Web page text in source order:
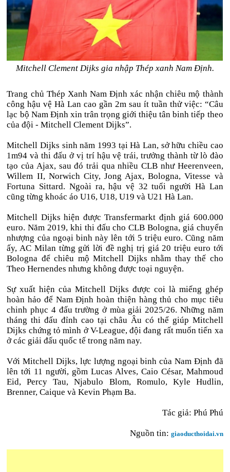
Mitchell Clement Dijks gia nhập Thép xanh Nam Định.
Trang chủ Thép Xanh Nam Định xác nhận chiêu mộ thành
công hậu vệ Hà Lan cao gần 2m sau ít tuần thử việc: “Câu
lạc bộ Nam Định xin trân trọng giới thiệu tân binh tiếp theo
của đội - Mitchell Clement Dijks”.
Mitchell Dijks sinh năm 1993 tại Hà Lan, sở hữu chiều cao
1m94 và thi đấu ở vị trí hậu vệ trái, trưởng thành từ lò đào
tạo của Ajax, sau đó trải qua nhiều CLB như Heerenveen,
Willem II, Norwich City, Jong Ajax, Bologna, Vitesse và
Fortuna Sittard. Ngoài ra, hậu vệ 32 tuổi người Hà Lan
cũng từng khoác áo U16, U18, U19 và U21 Hà Lan.
Mitchell Dijks hiện được Transfermarkt định giá 600.000
euro. Năm 2019, khi thi đấu cho CLB Bologna, giá chuyển
nhượng của ngoại binh này lên tới 5 triệu euro. Cũng năm
ấy, AC Milan từng gửi lời đề nghị trị giá 20 triệu euro tới
Bologna để chiêu mộ Mitchell Dijks nhằm thay thế cho
Theo Hernendes nhưng không được toại nguyện.
Sự xuất hiện của Mitchell Dijks được coi là miếng ghép
hoàn hảo để Nam Định hoàn thiện hàng thủ cho mục tiêu
chinh phục 4 đấu trường ở mùa giải 2025/26. Những năm
tháng thi đấu đỉnh cao tại châu Âu có thể giúp Mitchell
Dijks chứng tỏ mình ở V-League, đội đang rất muốn tiến xa
ở các giải đấu quốc tế trong năm nay.
Với Mitchell Dijks, lực lượng ngoại binh của Nam Định đã
lên tới 11 người, gồm Lucas Alves, Caio César, Mahmoud
Eid, Percy Tau, Njabulo Blom, Romulo, Kyle Hudlin,
Brenner, Caique và Kevin Phạm Ba.
Tác giả: Phú Phú
Nguồn tin: giaoducthoidai.vn